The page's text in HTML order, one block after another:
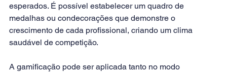
esperados. É possível estabelecer um quadro de
medalhas ou condecorações que demonstre o
crescimento de cada profissional, criando um clima
saudável de competição.
A gamificação pode ser aplicada tanto no modo